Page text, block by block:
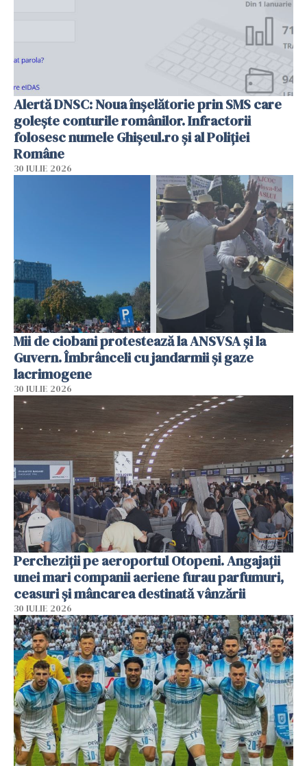
Alertă DNSC: Noua înșelătorie prin SMS care
golește conturile românilor. Infractorii
folosesc numele Ghișeul.ro și al Poliției
Române
30 IULIE 2026
Mii de ciobani protestează la ANSVSA și la
Guvern. Îmbrânceli cu jandarmii și gaze
lacrimogene
30 IULIE 2026
Percheziții pe aeroportul Otopeni. Angajații
unei mari companii aeriene furau parfumuri,
ceasuri și mâncarea destinată vânzării
30 IULIE 2026